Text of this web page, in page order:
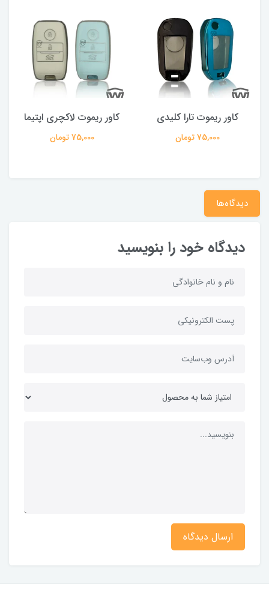
کاور ریموت تارا کلیدی
75,000 تومان
کاور ریموت لاکچری اپتیما
75,000 تومان
دیدگاه‌ها
دیدگاه خود را بنویسید
ارسال دیدگاه